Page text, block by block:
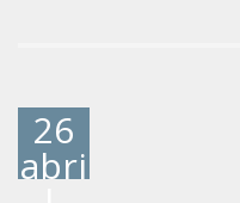
26
abri